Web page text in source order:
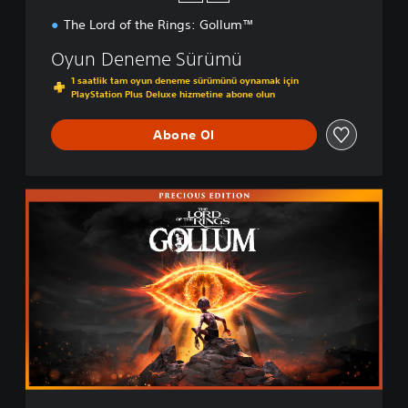
The Lord of the Rings: Gollum™
Oyun Deneme Sürümü
1 saatlik tam oyun deneme sürümünü oynamak için
PlayStation Plus Deluxe hizmetine abone olun
Abone Ol
P
u
t